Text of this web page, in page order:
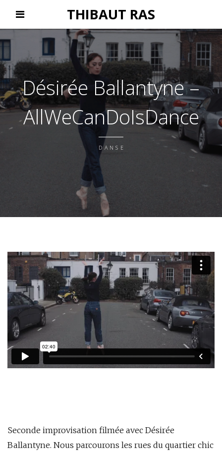
THIBAUT RAS
Désirée Ballantyne –
AllWeCanDoIsDance
DANSE
Seconde improvisation filmée avec Désirée
Ballantyne. Nous parcourons les rues du quartier chic